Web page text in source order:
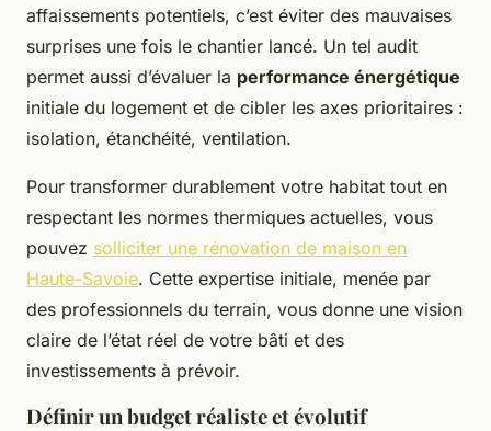
affaissements potentiels, c’est éviter des mauvaises
surprises une fois le chantier lancé. Un tel audit
permet aussi d’évaluer la performance énergétique
initiale du logement et de cibler les axes prioritaires :
isolation, étanchéité, ventilation.
Pour transformer durablement votre habitat tout en
respectant les normes thermiques actuelles, vous
pouvez solliciter une rénovation de maison en
Haute-Savoie. Cette expertise initiale, menée par
des professionnels du terrain, vous donne une vision
claire de l’état réel de votre bâti et des
investissements à prévoir.
Définir un budget réaliste et évolutif